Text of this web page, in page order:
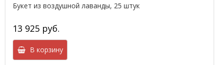
Букет из воздушной лаванды, 25 штук
13 925 руб.
В корзину